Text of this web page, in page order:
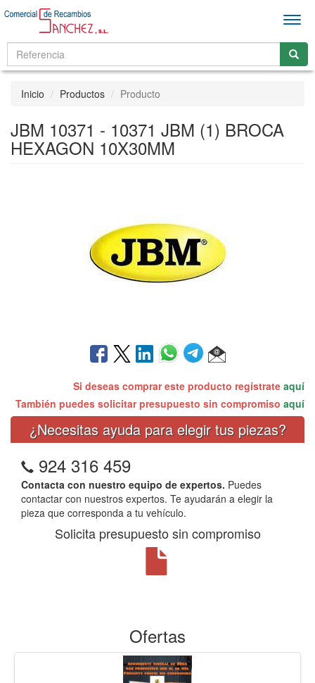
Inicio Productos Producto
JBM 10371 - 10371 JBM (1) BROCA
HEXAGON 10X30MM
Si deseas comprar este producto regístrate aquí
También puedes solicitar presupuesto sin compromiso aquí
¿Necesitas ayuda para elegir tus piezas?
924 316 459
Contacta con nuestro equipo de expertos. Puedes
contactar con nuestros expertos. Te ayudarán a elegir la
pieza que corresponda a tu vehículo.
Solicita presupuesto sin compromiso
Ofertas